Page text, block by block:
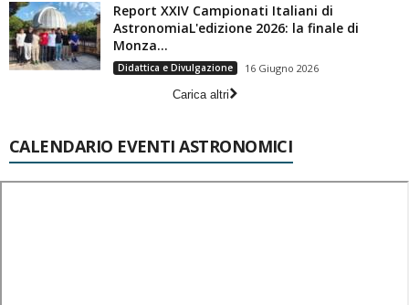
Report XXIV Campionati Italiani di
AstronomiaL'edizione 2026: la finale di
Monza...
Didattica e Divulgazione
16 Giugno 2026
Carica altri
CALENDARIO EVENTI ASTRONOMICI